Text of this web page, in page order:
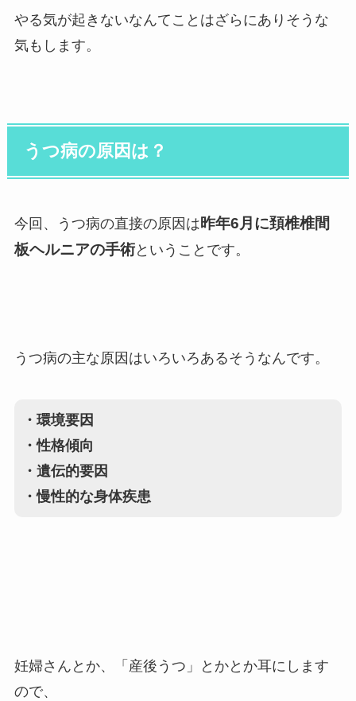
やる気が起きないなんてことはざらにありそうな
気もします。
うつ病の原因は？
今回、うつ病の直接の原因は昨年6月に頚椎椎間
板ヘルニアの手術ということです。
うつ病の主な原因はいろいろあるそうなんです。
・環境要因
・性格傾向
・遺伝的要因
・慢性的な身体疾患
妊婦さんとか、「産後うつ」とかとか耳にします
ので、